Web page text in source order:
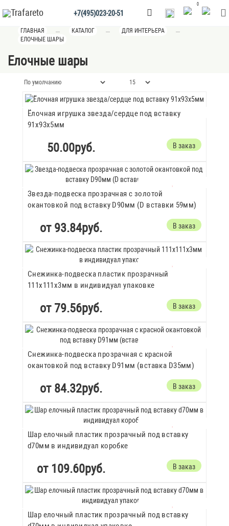
+7(495)023-20-51
0
ГЛАВНАЯ КАТАЛОГ
ДЛЯ ИНТЕРЬЕРА
ЕЛОЧНЫЕ ШАРЫ
Елочные шары
Ёлочная игрушка звезда/сердце под вставку
91х93х5мм
50.00руб. В заказ
Звезда-подвеска прозрачная с золотой
окантовкой под вставку D90мм (D вставки 59мм)
от 93.84руб. В заказ
Снежинка-подвеска пластик прозрачный
111х111х3мм в индивидуал упаковке
от 79.56руб. В заказ
Снежинка-подвеска прозрачная с красной
окантовкой под вставку D91мм (вставка D35мм)
от 84.32руб. В заказ
Шар елочный пластик прозрачный под вставку
d70мм в индивидуал коробке
от 109.60руб. В заказ
Шар елочный пластик прозрачный под вставку